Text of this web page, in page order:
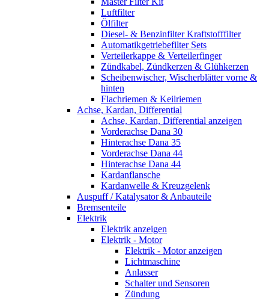
Luftfilter
Ölfilter
Diesel- & Benzinfilter Kraftstofffilter
Automatikgetriebefilter Sets
Verteilerkappe & Verteilerfinger
Zündkabel, Zündkerzen & Glühkerzen
Scheibenwischer, Wischerblätter vorne &
hinten
Flachriemen & Keilriemen
Achse, Kardan, Differential
Achse, Kardan, Differential anzeigen
Vorderachse Dana 30
Hinterachse Dana 35
Vorderachse Dana 44
Hinterachse Dana 44
Kardanflansche
Kardanwelle & Kreuzgelenk
Auspuff / Katalysator & Anbauteile
Bremsenteile
Elektrik
Elektrik anzeigen
Elektrik - Motor
Elektrik - Motor anzeigen
Lichtmaschine
Anlasser
Schalter und Sensoren
Zündung